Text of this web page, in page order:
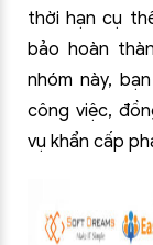
thời hạn cụ
bảo hoàn
nhóm này,
công việc,
vụ khẩn cấp